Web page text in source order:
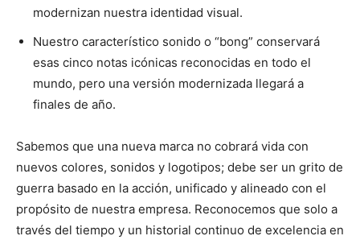
modernizan nuestra identidad visual.
Nuestro característico sonido o “bong” conservará
esas cinco notas icónicas reconocidas en todo el
mundo, pero una versión modernizada llegará a
finales de año.
Sabemos que una nueva marca no cobrará vida con
nuevos colores, sonidos y logotipos; debe ser un grito de
guerra basado en la acción, unificado y alineado con el
propósito de nuestra empresa. Reconocemos que solo a
través del tiempo y un historial continuo de excelencia en